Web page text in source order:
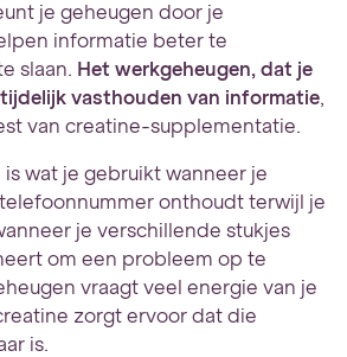
je geheugen door je
informatie beter te
slaan. Het werkgeheugen, dat je
vasthouden van informatie,
van creatine-supplementatie.
wat je gebruikt wanneer je
onthoudt terwijl je
je verschillende stukjes
om een probleem op te
vraagt veel energie van je
zorgt ervoor dat die
is.